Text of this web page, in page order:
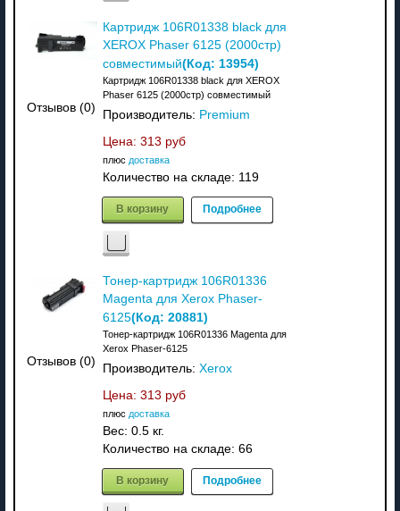
Отзывов (0)
Картридж 106R01338 black для
XEROX Phaser 6125 (2000стр)
совместимый(Код: 13954)
Картридж 106R01338 black для XEROX
Phaser 6125 (2000стр) совместимый
Производитель: Premium
Цена: 313 руб
плюс доставка
Количество на складе: 119
В корзину Подробнее
Отзывов (0)
Тонер-картридж 106R01336
Magenta для Xerox Phaser-
6125(Код: 20881)
Тонер-картридж 106R01336 Magenta для
Xerox Phaser-6125
Производитель: Xerox
Цена: 313 руб
плюс доставка
Вес: 0.5 кг.
Количество на складе: 66
В корзину Подробнее